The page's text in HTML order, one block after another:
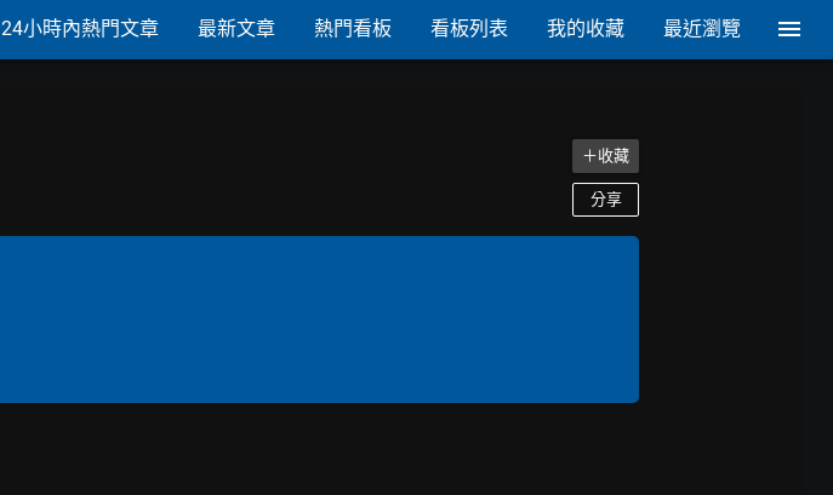
24小時內熱門文章 最新文章 熱門看板 看板列表 我的收藏 最近瀏覽
＋收藏
分享